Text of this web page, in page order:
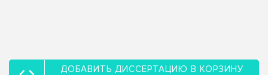
ДОБАВИТЬ ДИССЕРТАЦИЮ В КОРЗИНУ